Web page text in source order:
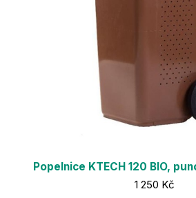
Popelnice KTECH 120 BIO,
Cena:
1 250 Kč